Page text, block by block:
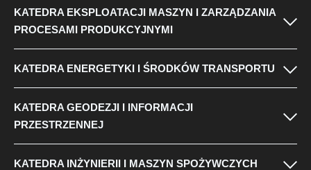
KATEDRA EKSPLOATACJI MASZYN I ZARZĄDZANIA
PROCESAMI PRODUKCYJNYMI
KATEDRA ENERGETYKI I ŚRODKÓW TRANSPORTU
KATEDRA GEODEZJI I INFORMACJI
PRZESTRZENNEJ
KATEDRA INŻYNIERII I MASZYN SPOŻYWCZYCH